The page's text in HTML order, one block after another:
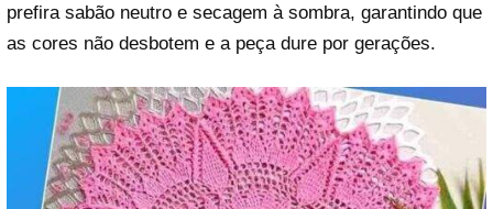
prefira sabão neutro e secagem à sombra, garantindo que
as cores não desbotem e a peça dure por gerações.